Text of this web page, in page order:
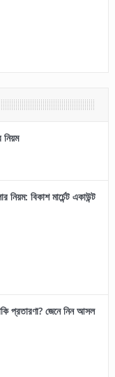
নিয়ম
নিয়ম: বিকাশ মার্চেন্ট একাউন্ট
প্রতারণা? জেনে নিন আসল